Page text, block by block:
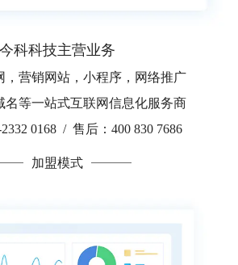
今科科技主营业务
，营销网站，小程序，网络推广
名等一站式互联网信息化服务商
0168 / 售后：400 830 7686
加盟模式